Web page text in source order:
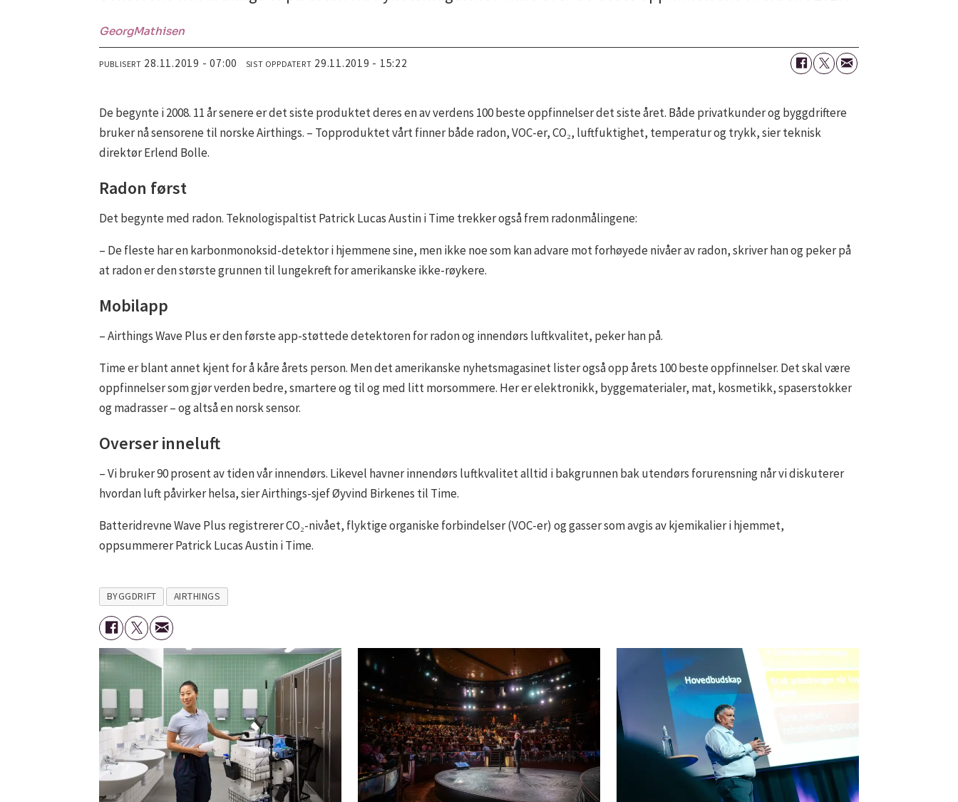
GeorgMathisen
PUBLISERT 28.11.2019 - 07:00 SIST OPPDATERT 29.11.2019 - 15:22
De begynte i 2008. 11 år senere er det siste produktet deres en av verdens 100 beste oppfinnelser det siste året. Både privatkunder og byggdriftere
bruker nå sensorene til norske Airthings. – Topproduktet vårt finner både radon, VOC-er, CO₂, luftfuktighet, temperatur og trykk, sier teknisk
direktør Erlend Bolle.
Radon først
Det begynte med radon. Teknologispaltist Patrick Lucas Austin i Time trekker også frem radonmålingene:
– De fleste har en karbonmonoksid-detektor i hjemmene sine, men ikke noe som kan advare mot forhøyede nivåer av radon, skriver han og peker på
at radon er den største grunnen til lungekreft for amerikanske ikke-røykere.
Mobilapp
– Airthings Wave Plus er den første app-støttede detektoren for radon og innendørs luftkvalitet, peker han på.
Time er blant annet kjent for å kåre årets person. Men det amerikanske nyhetsmagasinet lister også opp årets 100 beste oppfinnelser. Det skal være
oppfinnelser som gjør verden bedre, smartere og til og med litt morsommere. Her er elektronikk, byggematerialer, mat, kosmetikk, spaserstokker
og madrasser – og altså en norsk sensor.
Overser inneluft
– Vi bruker 90 prosent av tiden vår innendørs. Likevel havner innendørs luftkvalitet alltid i bakgrunnen bak utendørs forurensning når vi diskuterer
hvordan luft påvirker helsa, sier Airthings-sjef Øyvind Birkenes til Time.
Batteridrevne Wave Plus registrerer CO₂-nivået, flyktige organiske forbindelser (VOC-er) og gasser som avgis av kjemikalier i hjemmet,
oppsummerer Patrick Lucas Austin i Time.
BYGGDRIFT AIRTHINGS